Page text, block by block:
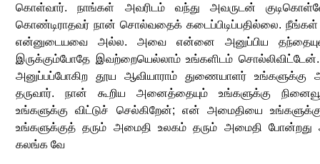
கொள்வார். நாங்கள் அவரிடம் வந்து அவருடன்
கொண்டிராதவர் நான் சொல்வதைக் கடைப்பிடிப்பதில்லை.
என்னுடையவை அல்ல. அவை என்னை அனுப்பிய
இருக்கும்போதே இவற்றையெல்லாம் உங்களிடம்
அனுப்பப்போகிற தூய ஆவியாராம் துணையாளர் உங்களுக்கு
தருவார். நான் கூறிய அனைத்தையும் உங்களுக்கு
உங்களுக்கு விட்டுச் செல்கிறேன்; என் அமைதியை
உங்களுக்குத் தரும் அமைதி உலகம் தரும் அமைதி
கலங்க வே